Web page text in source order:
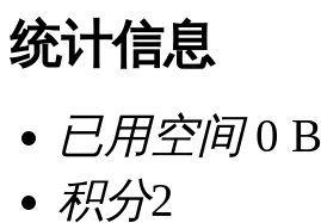
统计信息
已用空间0 B
积分2